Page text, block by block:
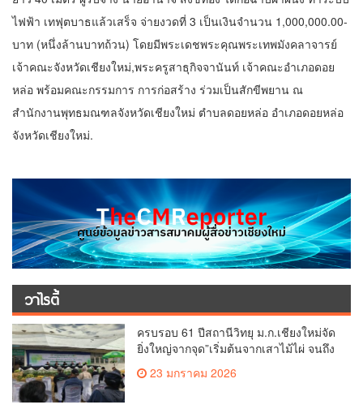
ไฟฟ้า เทฟุตบาธแล้วเสร็จ จ่ายงวดที่ 3 เป็นเงินจำนวน 1,000,000.00-
บาท (หนึ่งล้านบาทถ้วน) โดยมีพระเดชพระคุณพระเทพมังคลาจารย์
เจ้าคณะจังหวัดเชียงใหม่,พระครูสาธุกิจจานันท์ เจ้าคณะอำเภอดอย
หล่อ พร้อมคณะกรรมการ การก่อสร้าง ร่วมเป็นสักขีพยาน ณ
สำนักงานพุทธมณฑลจังหวัดเชียงใหม่ ตำบลดอยหล่อ อำเภอดอยหล่อ
จังหวัดเชียงใหม่.
วาไรตี้
ครบรอบ 61 ปีสถานีวิทยุ ม.ก.เชียงใหม่จัด
ยิ่งใหญ่จากจุด”เริ่มต้นจากเสาไม้ไผ่ จนถึง
23 มกราคม 2026